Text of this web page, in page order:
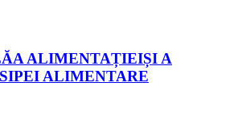
ALIMENTAȚIEIȘI A
ALIMENTARE